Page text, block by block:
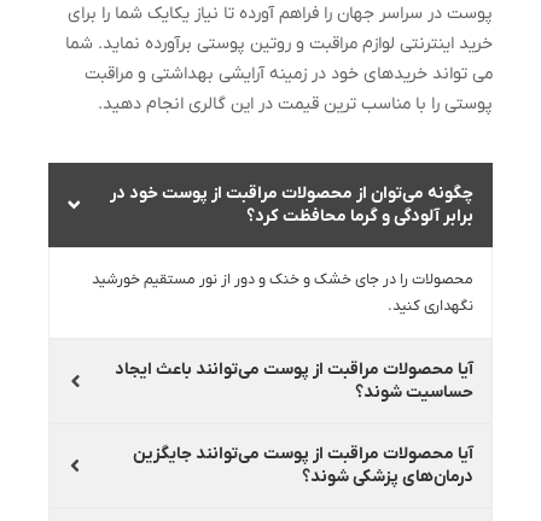
پوست در سراسر جهان را فراهم آورده تا نیاز یکایک شما را برای
خرید اینترنتی لوازم مراقبت و روتین پوستی برآورده نماید. شما
می تواند خریدهای خود در زمینه آرایشی بهداشتی و مراقبت
پوستی را با مناسب ترین قیمت در این گالری انجام دهید.
چگونه می‌توان از محصولات مراقبت از پوست خود در
برابر آلودگی و گرما محافظت کرد؟
محصولات را در جای خشک و خنک و دور از نور مستقیم خورشید
نگهداری کنید.
آیا محصولات مراقبت از پوست می‌توانند باعث ایجاد
حساسیت شوند؟
آیا محصولات مراقبت از پوست می‌توانند جایگزین
درمان‌های پزشکی شوند؟